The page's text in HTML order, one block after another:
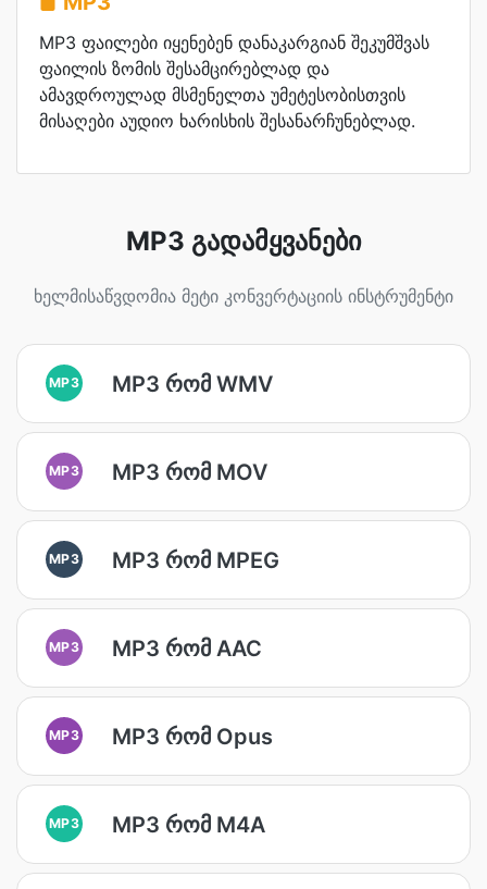
MP3 ფაილები იყენებენ დანაკარგიან შეკუმშვას
ფაილის ზომის შესამცირებლად და
ამავდროულად მსმენელთა უმეტესობისთვის
მისაღები აუდიო ხარისხის შესანარჩუნებლად.
MP3 გადამყვანები
ხელმისაწვდომია მეტი კონვერტაციის ინსტრუმენტი
MP3 MP3 რომ WMV
MP3 MP3 რომ MOV
MP3 MP3 რომ MPEG
MP3 MP3 რომ AAC
MP3 MP3 რომ Opus
MP3 MP3 რომ M4A